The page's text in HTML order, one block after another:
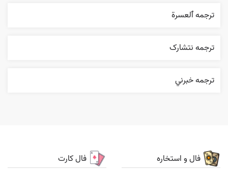
ترجمه ٱلعسرة
ترجمه نتشارک
ترجمه خبرني
فال و استخاره فال کارت